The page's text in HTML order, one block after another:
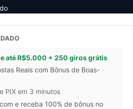
até R$5.000 + 250 giros grátis
Reais com Bônus de Boas-
PIX em 3 minutos
e receba 100% de bônus no